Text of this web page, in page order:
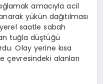
amacıyla acil
yükün dağıtılması
yerel saatle sabah
tuğla düştüğü
Olay yerine kısa
çevresindeki alanları